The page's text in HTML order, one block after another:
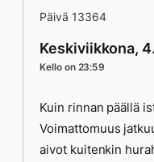
Päivä 13364
Keskiviikkona,
Kello on 23:59
Kuin rinnan päällä
Voimattomuus
aivot kuitenkin